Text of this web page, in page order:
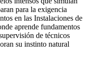
para la exigencia
en las Instalaciones de
aprende fundamentos
de técnicos
su instinto natural